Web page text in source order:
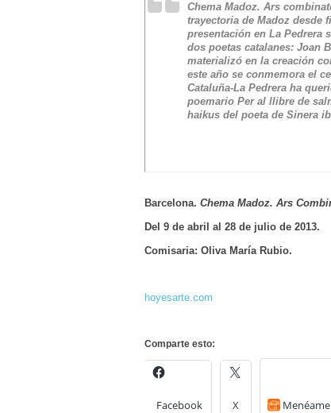
Chema Madoz. Ars
trayectoria de Madoz desde
presentación en La Pedrera
dos poetas catalanes: Joan
materializó en la creación
este año se conmemora el
Cataluña-La Pedrera ha
poemario Per al llibre de
haikus del poeta de Sinera
Barcelona. Chema Madoz. Ars
Del 9 de abril al 28 de julio de 2013.
Comisaria: Oliva María Rubio.
hoyesarte.com
Comparte esto:
Facebook X Menéame